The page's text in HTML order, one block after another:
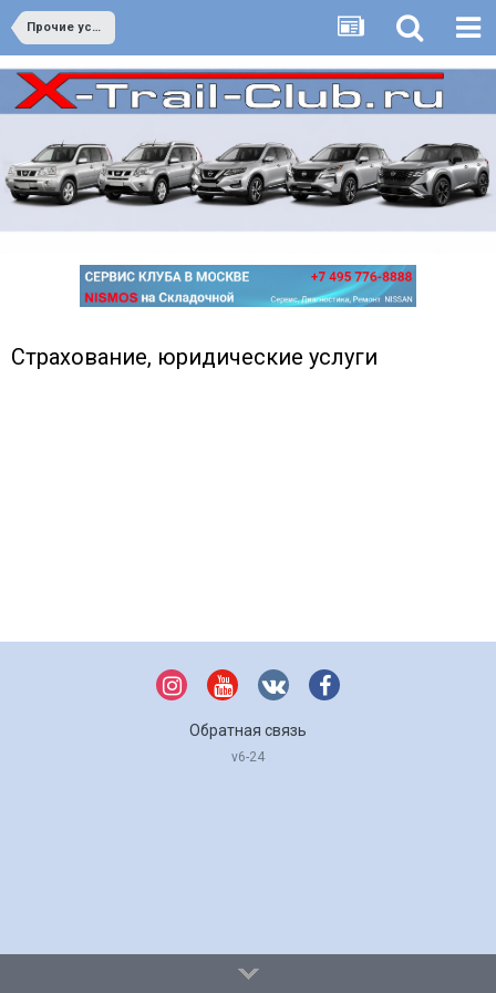
Прочие услуги
Страхование, юридические услуги
Обратная связь
v6-24